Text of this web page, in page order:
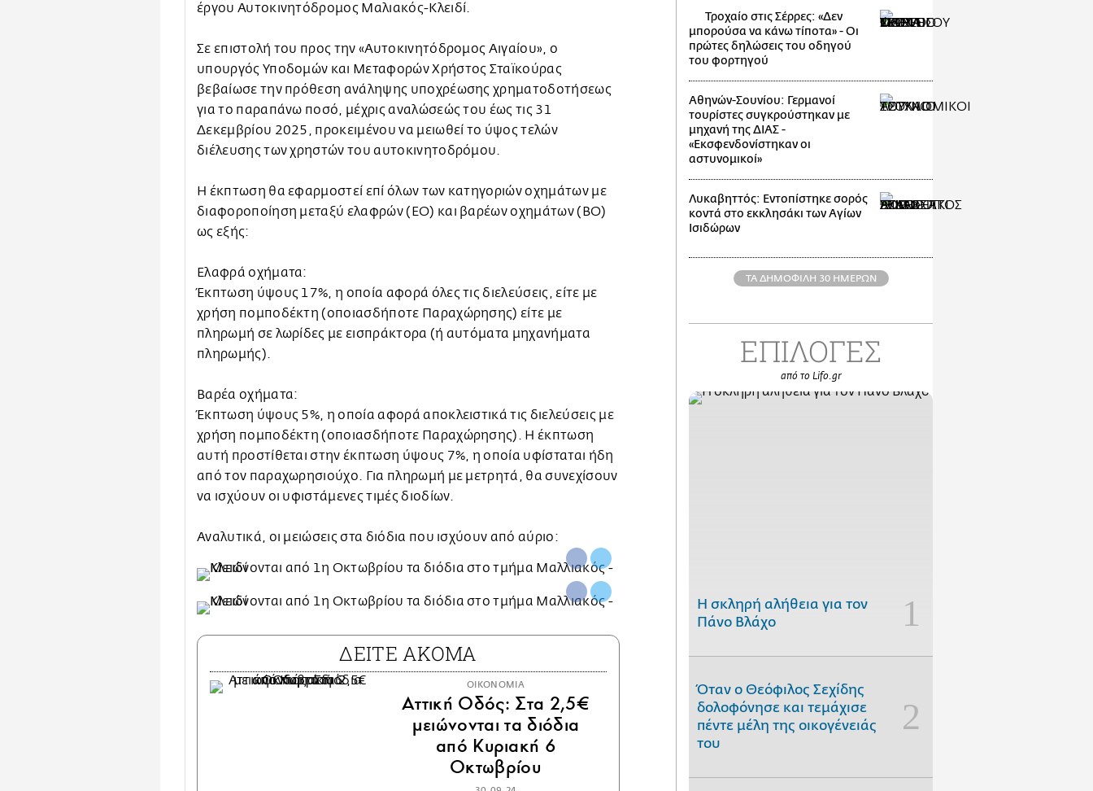
έργου Αυτοκινητόδρομος Μαλιακός-Κλειδί.
Σε επιστολή του προς την «Αυτοκινητόδρομος Αιγαίου», ο
υπουργός Υποδομών και Μεταφορών Χρήστος Σταϊκούρας
βεβαίωσε την πρόθεση ανάληψης υποχρέωσης χρηματοδοτήσεως
για το παραπάνω ποσό, μέχρις αναλώσεώς του έως τις 31
Δεκεμβρίου 2025, προκειμένου να μειωθεί το ύψος τελών
διέλευσης των χρηστών του αυτοκινητοδρόμου.
Η έκπτωση θα εφαρμοστεί επί όλων των κατηγοριών οχημάτων με
διαφοροποίηση μεταξύ ελαφρών (ΕΟ) και βαρέων οχημάτων (ΒΟ)
ως εξής:
Ελαφρά οχήματα:
Έκπτωση ύψους 17%, η οποία αφορά όλες τις διελεύσεις, είτε με
χρήση πομποδέκτη (οποιασδήποτε Παραχώρησης) είτε με
πληρωμή σε λωρίδες με εισπράκτορα (ή αυτόματα μηχανήματα
πληρωμής).
Βαρέα οχήματα:
Έκπτωση ύψους 5%, η οποία αφορά αποκλειστικά τις διελεύσεις με
χρήση πομποδέκτη (οποιασδήποτε Παραχώρησης). Η έκπτωση
αυτή προστίθεται στην έκπτωση ύψους 7%, η οποία υφίσταται ήδη
από τον παραχωρησιούχο. Για πληρωμή με μετρητά, θα συνεχίσουν
να ισχύουν οι υφιστάμενες τιμές διοδίων.
Αναλυτικά, οι μειώσεις στα διόδια που ισχύουν από αύριο:
ΔΕΙΤΕ ΑΚΟΜΑ
ΟΙΚΟΝΟΜΙΑ
Αττική Οδός: Στα 2,5€
μειώνονται τα διόδια
από Κυριακή 6
Οκτωβρίου
Τροχαίο στις Σέρρες: «Δεν
μπορούσα να κάνω τίποτα» - Οι
πρώτες δηλώσεις του οδηγού
του φορτηγού
Αθηνών-Σουνίου: Γερμανοί
τουρίστες συγκρούστηκαν με
μηχανή της ΔΙΑΣ -
«Εκσφενδονίστηκαν οι
αστυνομικοί»
Λυκαβηττός: Εντοπίστηκε σορός
κοντά στο εκκλησάκι των Αγίων
Ισιδώρων
ΤΑ ΔΗΜΟΦΙΛΗ 30 ΗΜΕΡΩΝ
ΕΠΙΛΟΓΕΣ
από το Lifo.gr
H σκληρή αλήθεια για τον
Πάνο Βλάχο
Όταν ο Θεόφιλος Σεχίδης
δολοφόνησε και τεμάχισε
πέντε μέλη της οικογένειάς
του